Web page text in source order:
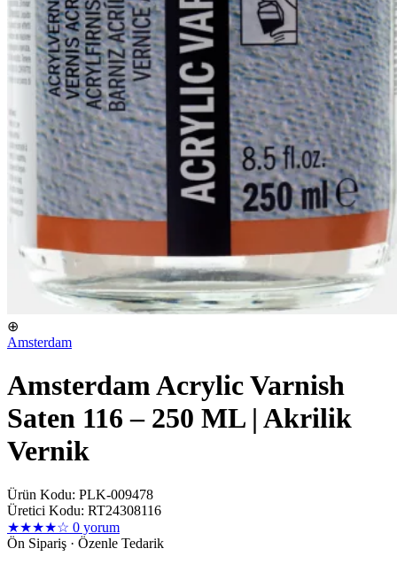
⊕
Amsterdam
Amsterdam Acrylic Varnish
Saten 116 – 250 ML | Akrilik
Vernik
Ürün Kodu: PLK-009478
Üretici Kodu: RT24308116
★★★★☆ 0 yorum
Ön Sipariş · Özenle Tedarik